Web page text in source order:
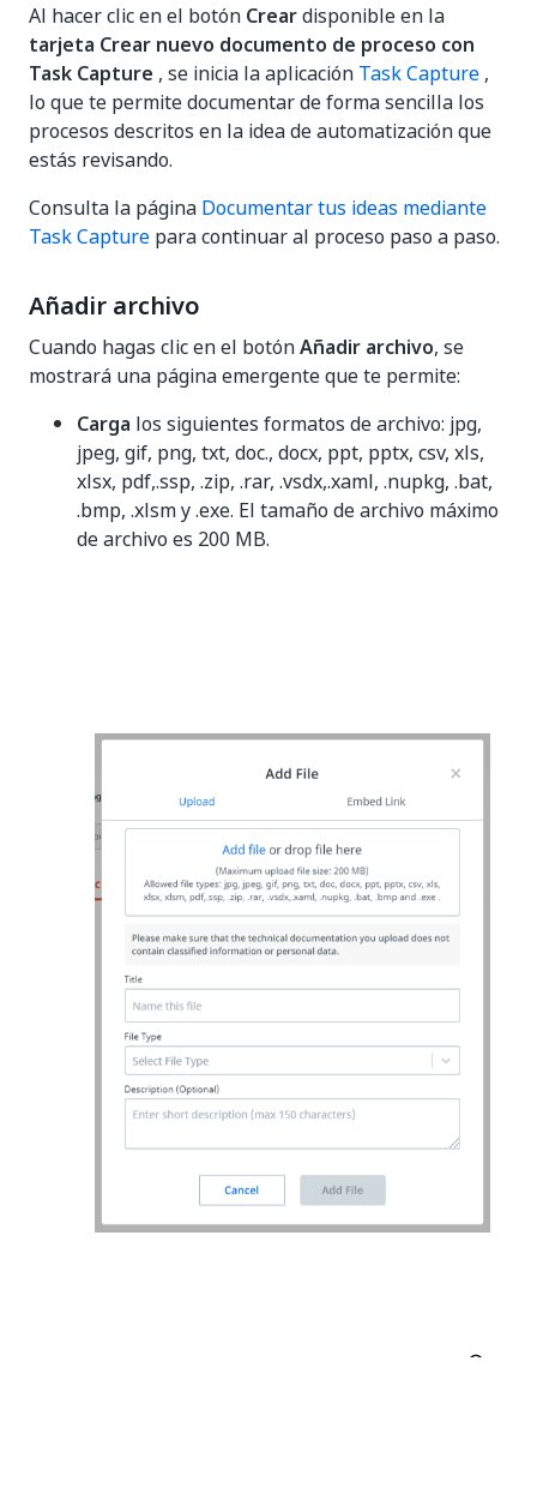
Al hacer clic en el botón Creardisponible en la
tarjeta Crear nuevo documento de proceso con
Task Capture , se inicia la aplicación Task Capture ,
lo que te permite documentar de forma sencilla los
procesos descritos en la idea de automatización que
estás revisando.
Consulta la página Documentar tus ideas mediante
Task Capture para continuar al proceso paso a paso.
Añadir archivo
Cuando hagas clic en el botónAñadir archivo, se
mostrará una página emergente que te permite:
Carga los siguientes formatos de archivo: jpg,
jpeg, gif, png, txt, doc., docx, ppt, pptx, csv, xls,
xlsx, pdf,.ssp, .zip, .rar, .vsdx,.xaml, .nupkg, .bat,
.bmp, .xlsm y .exe. El tamaño de archivo máximo
de archivo es 200 MB.